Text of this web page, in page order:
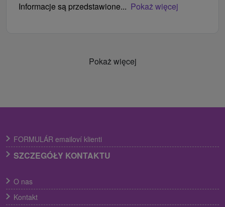
Informacje są przedstawione... Pokaż więcej
Pokaż więcej
FORMULÁR emailoví klienti
SZCZEGÓŁY KONTAKTU
O nas
Kontakt